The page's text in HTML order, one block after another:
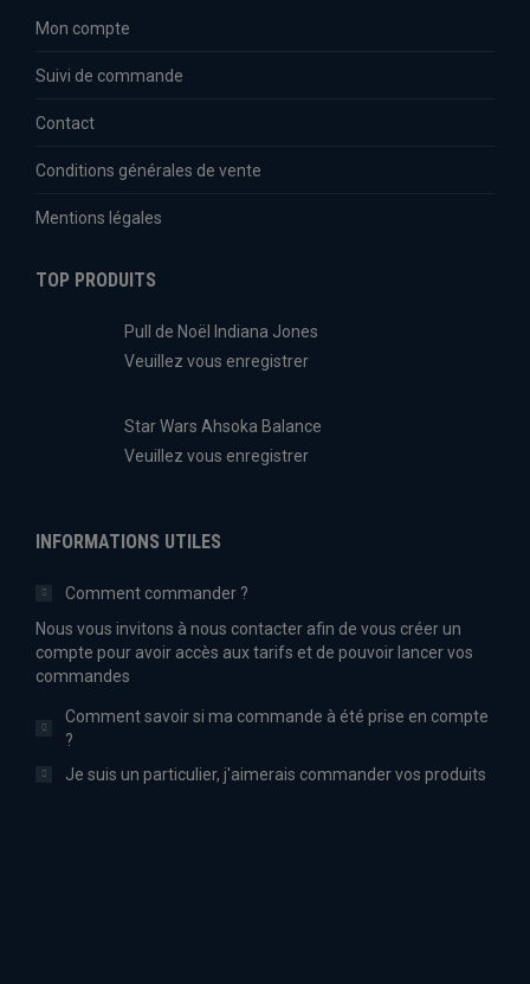
Mon compte
Suivi de commande
Contact
Conditions générales de vente
Mentions légales
TOP PRODUITS
Pull de Noël Indiana Jones
Veuillez vous enregistrer
Star Wars Ahsoka Balance
Veuillez vous enregistrer
INFORMATIONS UTILES
Comment commander ?
Nous vous invitons à nous contacter afin de vous créer un
compte pour avoir accès aux tarifs et de pouvoir lancer vos
commandes
Comment savoir si ma commande à été prise en compte
?
Je suis un particulier, j'aimerais commander vos produits